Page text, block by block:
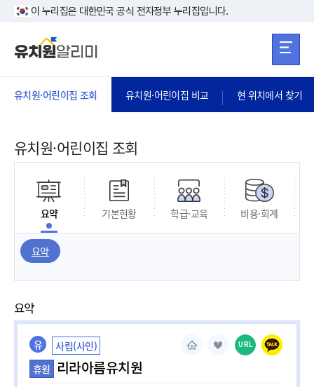
본문 바로가기
이 누리집은 대한민국 공식 전자정부 누리집입니다.
유치원·어린이집 조회 유치원·어린이집 비교 현 위치에서 찾기
유치원·어린이집 조회
요약 기본현황 학급·교육 비용·회계
요약
요약
유
사립(사인)
휴원 리라아름유치원
URL